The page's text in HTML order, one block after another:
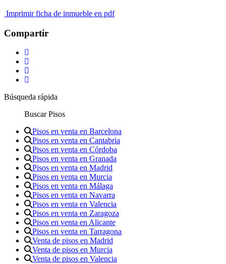
Imprimir ficha de inmueble en pdf
Compartir
Búsqueda rápida
Buscar Pisos
Pisos en venta en Barcelona
Pisos en venta en Cantabria
Pisos en venta en Córdoba
Pisos en venta en Granada
Pisos en venta en Madrid
Pisos en venta en Murcia
Pisos en venta en Málaga
Pisos en venta en Navarra
Pisos en venta en Valencia
Pisos en venta en Zaragoza
Pisos en venta en Alicante
Pisos en venta en Tarragona
Venta de pisos en Madrid
Venta de pisos en Murcia
Venta de pisos en Valencia